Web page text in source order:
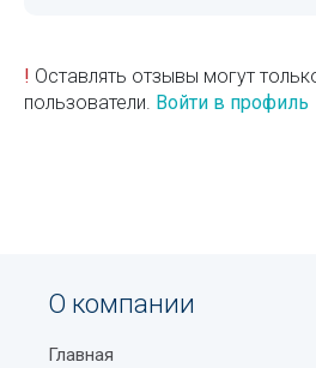
! Оставлять отзывы могут
пользователи. Войти в профиль
О компании
Главная